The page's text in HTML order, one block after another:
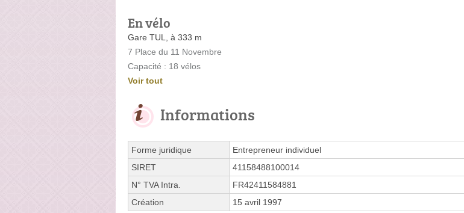
En vélo
Gare TUL, à 333 m
7 Place du 11 Novembre
Capacité : 18 vélos
Voir tout
Informations
Forme juridique
Entrepreneur individuel
SIRET
41158488100014
N° TVA Intra.
FR42411584881
Création
15 avril 1997